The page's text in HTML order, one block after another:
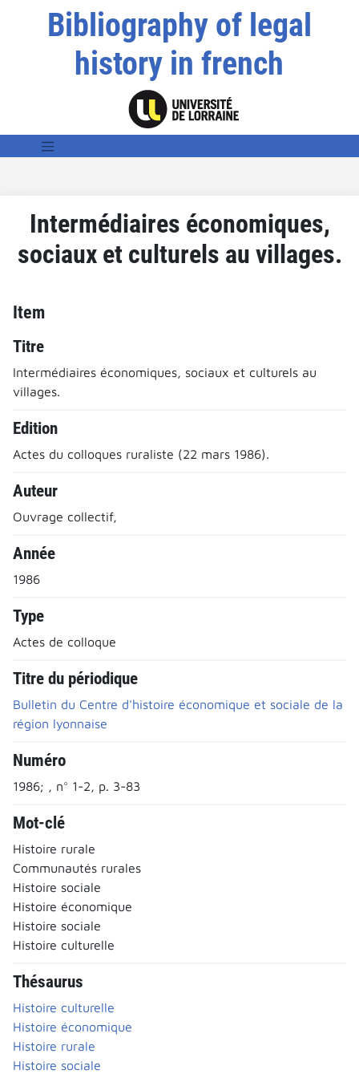
Bibliography of legal
history in french
Intermédiaires économiques,
sociaux et culturels au villages.
Item
Titre
Intermédiaires économiques, sociaux et culturels au
villages.
Edition
Actes du colloques ruraliste (22 mars 1986).
Auteur
Ouvrage collectif,
Année
1986
Type
Actes de colloque
Titre du périodique
Bulletin du Centre d'histoire économique et sociale de la
région lyonnaise
Numéro
1986; , n° 1-2, p. 3-83
Mot-clé
Histoire rurale
Communautés rurales
Histoire sociale
Histoire économique
Histoire sociale
Histoire culturelle
Thésaurus
Histoire culturelle
Histoire économique
Histoire rurale
Histoire sociale